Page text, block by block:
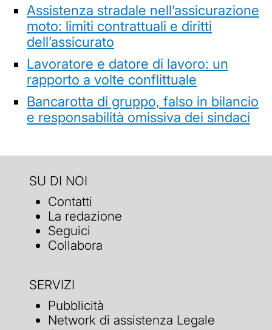
Assistenza stradale nell’assicurazione
moto: limiti contrattuali e diritti
dell’assicurato
Lavoratore e datore di lavoro: un
rapporto a volte conflittuale
Bancarotta di gruppo, falso in bilancio
e responsabilità omissiva dei sindaci
SU DI NOI
Contatti
La redazione
Seguici
Collabora
SERVIZI
Pubblicità
Network di assistenza Legale